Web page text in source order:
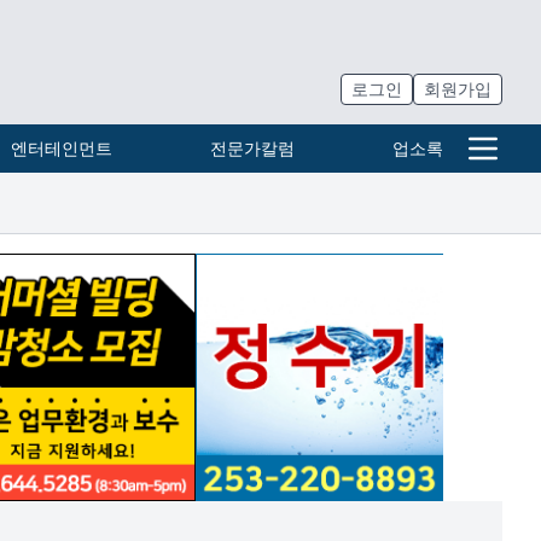
로그인 회원가입
엔터테인먼트 전문가칼럼 업소록